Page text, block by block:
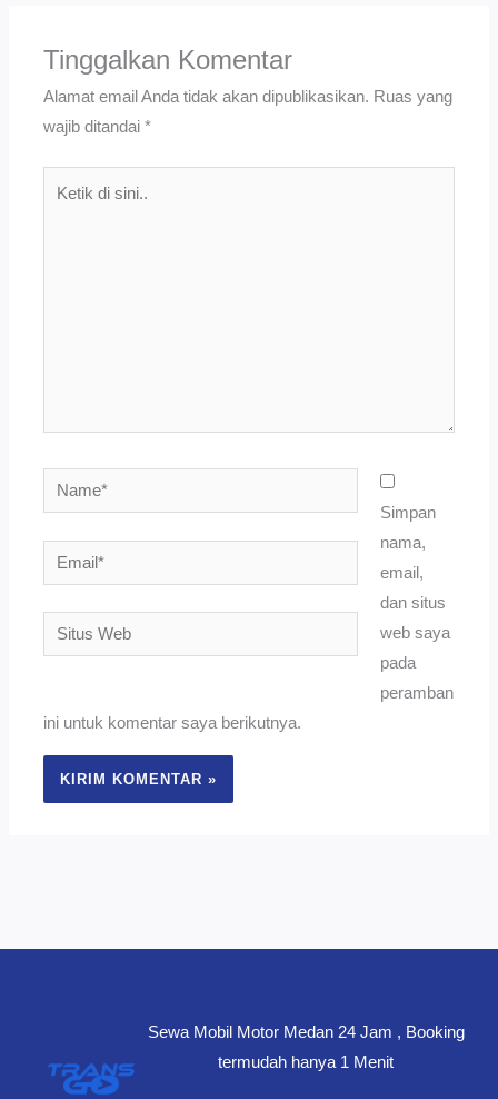
Tinggalkan Komentar
Alamat email Anda tidak akan dipublikasikan. Ruas yang
wajib ditandai*
Name*
Email*
Situs
Web
Simpan
nama,
email,
dan situs
web saya
pada
peramban
ini untuk komentar saya berikutnya.
Sewa Mobil Motor Medan 24 Jam , Booking
termudah hanya 1 Menit